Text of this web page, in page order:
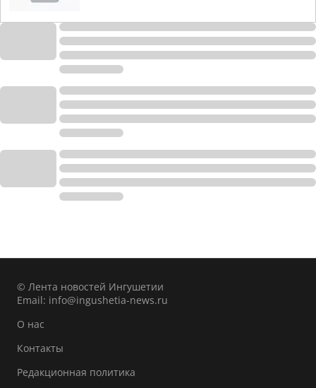
© Лента новостей Ингушетии
Email: info@ingushetia-news.ru
О нас
Контакты
Редакционная политика